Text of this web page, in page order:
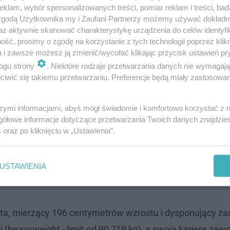
27 lat, mierzący 189 centymetrów wzrostu i
junior ciężkiej (cruiser - limit do 90,719 kg), a swoją
przez nokaut na oczach nowosądeckiej
mierzący 196 centymetrów wzrostu i dysponujący
wybór spersonalizowanych treści, pomiar reklam i treści,
Użytkownika my i Zaufani Partnerzy możemy używać
aktywnie skanować charakterystykę urządzenia do celów
prosimy o zgodę na korzystanie z tych technologii poprzez
i zawsze możesz ją zmienić/wycofać klikając przycisk ustawień
strony
. Niektóre rodzaje przetwarzania danych nie
się takiemu przetwarzaniu. Preferencje będą miały
informacjami, abyś mógł świadomie i komfortowo korzystać z
informacje dotyczące przetwarzania Twoich danych
oraz po kliknięciu w „Ustawienia”.
USTAWIENIA